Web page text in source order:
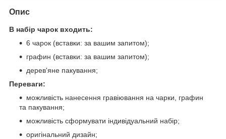
Опис
В набір чарок входить:
6 чарок (вставки: за вашим запитом);
графин (вставки: за вашим запитом);
дерев'яне пакування;
Переваги:
можливість нанесення гравіювання на чарки, графин
та пакування;
можливість сформувати індивідуальний набір;
оригінальний дизайн;